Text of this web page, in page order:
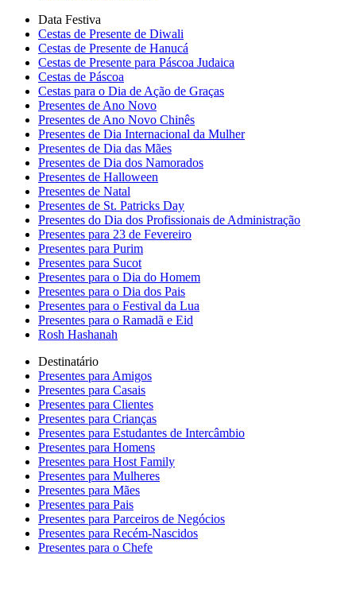
Data Festiva
Cestas de Presente de Diwali
Cestas de Presente de Hanucá
Cestas de Presente para Páscoa Judaica
Cestas de Páscoa
Cestas para o Dia de Ação de Graças
Presentes de Ano Novo
Presentes de Ano Novo Chinês
Presentes de Dia Internacional da Mulher
Presentes de Dia das Mães
Presentes de Dia dos Namorados
Presentes de Halloween
Presentes de Natal
Presentes de St. Patricks Day
Presentes do Dia dos Profissionais de Administração
Presentes para 23 de Fevereiro
Presentes para Purim
Presentes para Sucot
Presentes para o Dia do Homem
Presentes para o Dia dos Pais
Presentes para o Festival da Lua
Presentes para o Ramadã e Eid
Rosh Hashanah
Destinatário
Presentes para Amigos
Presentes para Casais
Presentes para Clientes
Presentes para Crianças
Presentes para Estudantes de Intercâmbio
Presentes para Homens
Presentes para Host Family
Presentes para Mulheres
Presentes para Mães
Presentes para Pais
Presentes para Parceiros de Negócios
Presentes para Recém-Nascidos
Presentes para o Chefe